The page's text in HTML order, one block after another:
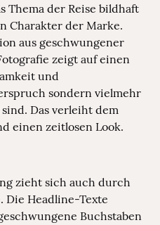
Thema der Reise bildhaft
Charakter der Marke.
aus geschwungener
zeigt auf einen
und
sondern vielmehr
Das verleiht dem
einen zeitlosen Look.
zieht sich auch durch
Die Headline-Texte
Buchstaben